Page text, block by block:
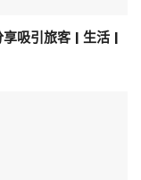
吸引旅客 | 生活 |